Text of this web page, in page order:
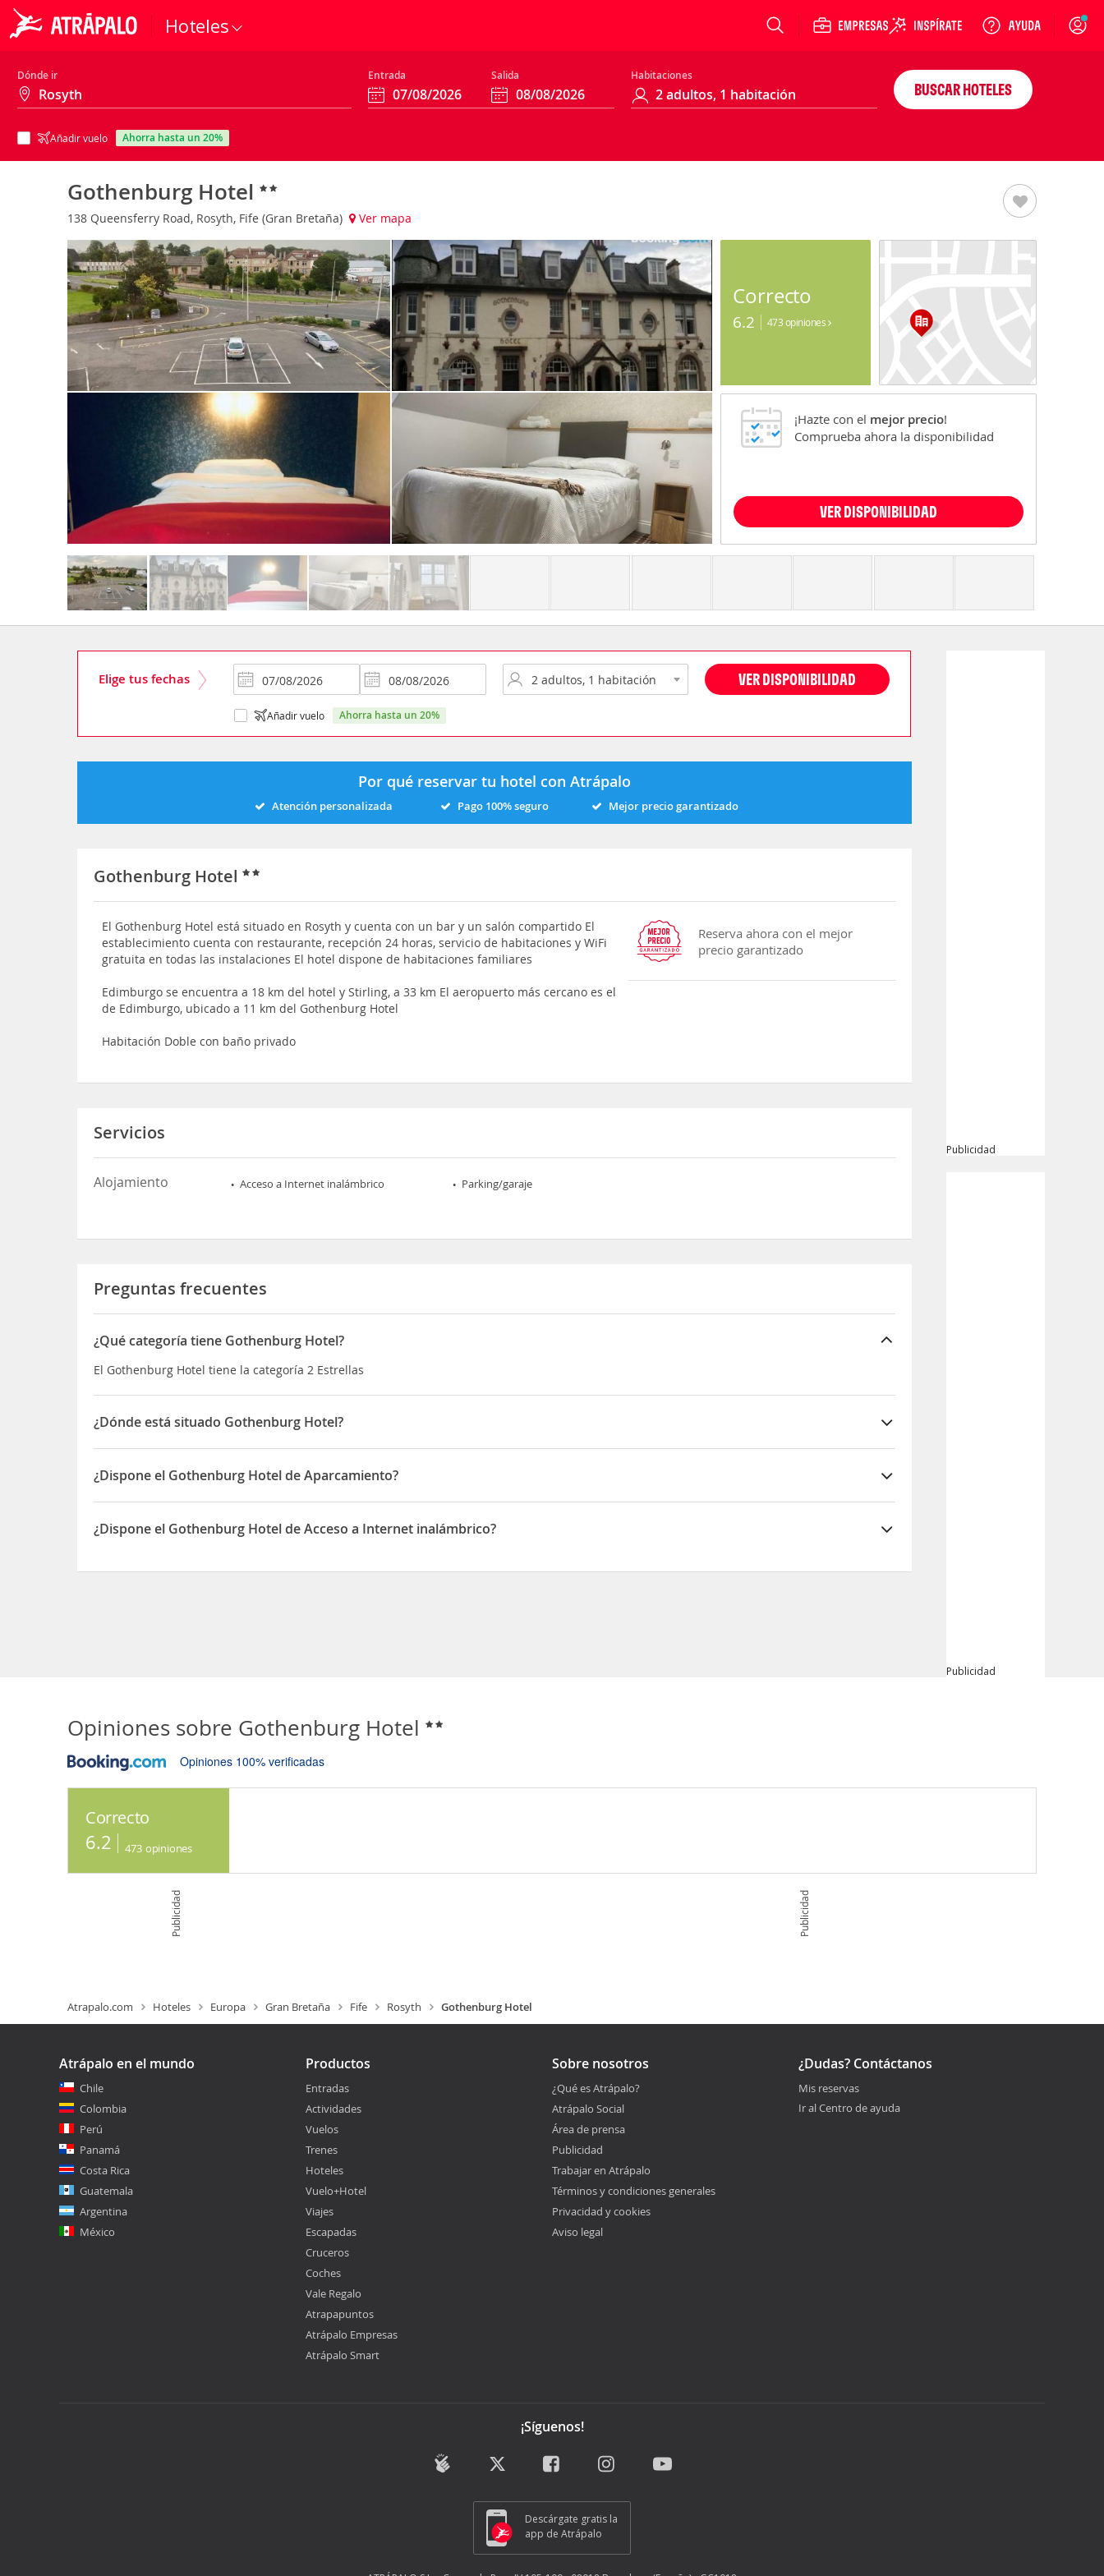
Hoteles Login
Dónde ir Entrada Salida Habitaciones
Añadir vuelo ahorra hasta un 20%
BUSCAR HOTELES
Gothenburg Hotel
138 Queensferry Road, Rosyth, Fife (Gran Bretaña) Ver mapa
Correcto
6.2 473 opiniones
¡Hazte con el mejor precio!
Comprueba ahora la disponibilidad
VER DISPONIBILIDAD
Elige tus fechas VER DISPONIBILIDAD
Añadir vuelo ahorra hasta un 20%
Por qué reservar tu hotel con Atrápalo
Atención personalizada Pago 100% seguro Mejor precio garantizado
Gothenburg Hotel
El Gothenburg Hotel está situado en Rosyth y cuenta con un bar y un salón compartido El
establecimiento cuenta con restaurante, recepción 24 horas, servicio de habitaciones y WiFi
gratuita en todas las instalaciones El hotel dispone de habitaciones familiares
Edimburgo se encuentra a 18 km del hotel y Stirling, a 33 km El aeropuerto más cercano es el
de Edimburgo, ubicado a 11 km del Gothenburg Hotel
Habitación Doble con baño privado
Reserva ahora con el mejor
precio garantizado
Servicios
Alojamiento Acceso a Internet inalámbrico Parking/garaje
Preguntas frecuentes
¿Qué categoría tiene Gothenburg Hotel?
El Gothenburg Hotel tiene la categoría 2 Estrellas
¿Dónde está situado Gothenburg Hotel?
El Gothenburg Hotel está situado en 138 Queensferry Road
¿Dispone el Gothenburg Hotel de Aparcamiento?
Sí, el Gothenburg Hotel dispone de Aparcamiento
¿Dispone el Gothenburg Hotel de Acceso a Internet inalámbrico?
Publicidad
Publicidad
Opiniones sobre Gothenburg Hotel
Opiniones 100% verificadas
Correcto
6.2 473 opiniones
Publicidad Publicidad
Atrapalo.com Hoteles Europa Gran Bretaña Fife Rosyth Gothenburg Hotel
Atrápalo en el mundo
Chile
Colombia
Perú
Panamá
Costa Rica
Guatemala
Argentina
México
Productos
Entradas
Actividades
Vuelos
Trenes
Hoteles
Vuelo+Hotel
Viajes
Escapadas
Cruceros
Coches
Vale Regalo
Atrapapuntos
Atrápalo Empresas
Atrápalo Smart
Sobre nosotros
¿Qué es Atrápalo?
Atrápalo Social
Área de prensa
Publicidad
Trabajar en Atrápalo
Términos y condiciones generales
Privacidad y cookies
Aviso legal
¿Dudas? Contáctanos
Mis reservas
Ir al Centro de ayuda
¡Síguenos!
Descárgate gratis la
app de Atrápalo